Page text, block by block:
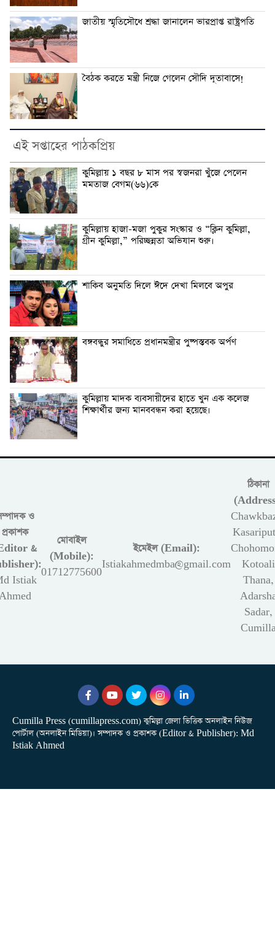
জাতীয় স্মৃতিসৌধে শ্রদ্ধা জানালেন ভারপ্রাপ্ত রাষ্ট্রপতি
বৈঠক করতে মন্ত্রী নিজে গেলেন সৌদি দূতাবাসে!
এই সপ্তাহের পাঠকপ্রিয়
কুমিল্লায় ১ বছর ৮ মাস পর স্বজনরা খুঁজে পেলেন
মমতাজ বেগম(৬৬)কে
কুমিল্লায় হাজা-মজা পুকুর সংস্কার ও “ক্লিন কুমিল্লা,
গ্রীন কুমিল্লা,” পরিচ্ছন্নতা অভিযান শুরু।
শাকিব অনুমতি দিলে ঈদে দেখা মিলবে অপুর
বঙ্গবন্ধুর সমাধিতে প্রধানমন্ত্রীর পুষ্পস্তবক অর্পণ
কুমিল্লায় মাদক ব্যবসায়ীদের হাতে খুন এক কলেজ
শিক্ষার্থীর জন্য মানববন্ধন করা হয়েছে।
ও
প্রকাশক
&
Istiak
মোবাইল
(Mobile):
01712775600
ইমেইল (Email):
Istiakahmedmba@gmail.com
ঠিকানা
Kotoali
Thana,
Sadar,
Cumilla Press (cumillapress.com) কুমিল্লা জেলা ভিত্তিক অনলাইন নিউজ
পোর্টাল (অনলাইন মিডিয়া)। সম্পাদক ও প্রকাশক (Editor & Publisher): Md
Istiak Ahmed